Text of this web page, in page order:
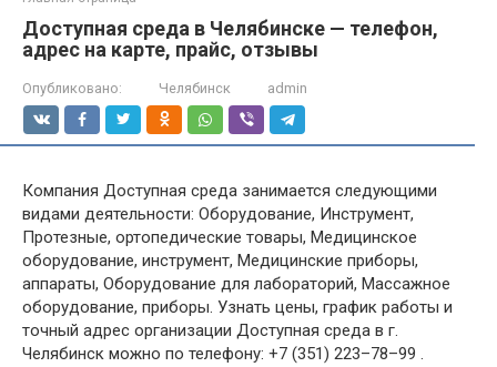
Доступная среда в Челябинске — телефон,
адрес на карте, прайс, отзывы
Опубликовано: Челябинск admin
Компания Доступная среда занимается следующими
видами деятельности: Оборудование, Инструмент,
Протезные, ортопедические товары, Медицинское
оборудование, инструмент, Медицинские приборы,
аппараты, Оборудование для лабораторий, Массажное
оборудование, приборы. Узнать цены, график работы и
точный адрес организации Доступная среда в г.
Челябинск можно по телефону: +7 (351) 223–78–99 .